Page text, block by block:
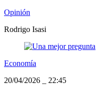
Opinión
Rodrigo Isasi
Economía
20/04/2026
22:45